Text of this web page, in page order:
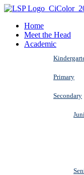
Home
Meet the Head
Academic
Primary
Secondary